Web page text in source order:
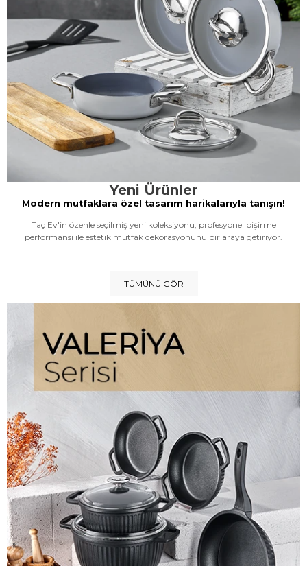
Yeni Ürünler
Modern mutfaklara özel tasarım harikalarıyla tanışın!
Taç Ev'in özenle seçilmiş yeni koleksiyonu, profesyonel pişirme
performansı ile estetik mutfak dekorasyonunu bir araya getiriyor.
TÜMÜNÜ GÖR